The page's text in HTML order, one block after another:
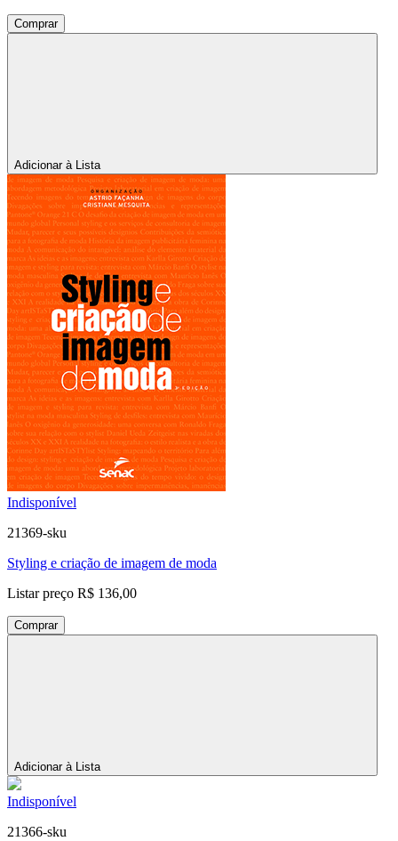
Comprar
Adicionar à Lista
Indisponível
21369-sku
Styling e criação de imagem de moda
Listar preço R$ 136,00
Comprar
Adicionar à Lista
Indisponível
21366-sku